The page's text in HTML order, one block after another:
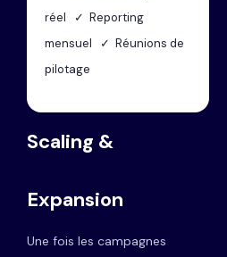
réel ✓ Reporting
mensuel ✓ Réunions de
pilotage
Scaling &
Expansion
Une fois les campagnes